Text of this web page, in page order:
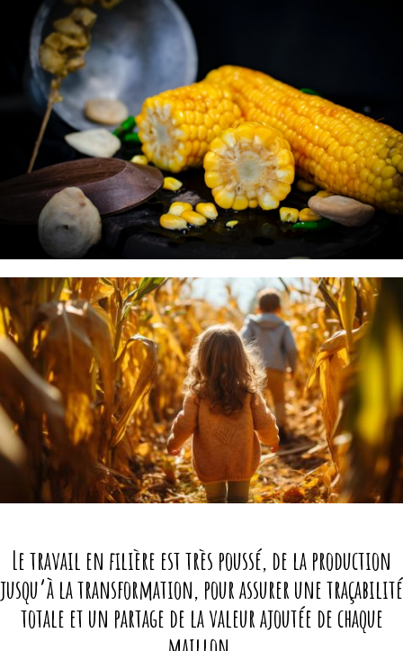
Le travail en filière est très poussé, de la production
jusqu’à la transformation, pour assurer unetraçabilité
totale et un partage de la valeur ajoutée de chaque